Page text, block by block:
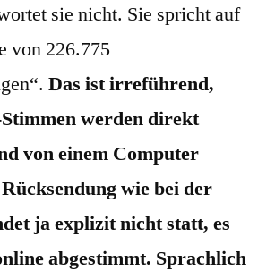
sie nicht. Sie spricht auf
von 226.775
Das ist irreführend,
werden direkt
von einem Computer
wie bei der
ja explizit nicht statt, es
abgestimmt. Sprachlich